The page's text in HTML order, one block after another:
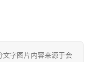
字图片内容来源于会